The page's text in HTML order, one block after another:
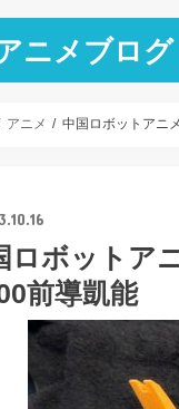
ニメブログ
アニメ 中国ロボットアニ
ロボットア
前導凱能